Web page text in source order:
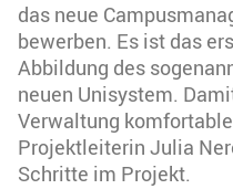
das neue
bewerben. Es ist das
Abbildung des
neuen Unisystem.
Verwaltung
Projektleiterin Julia
Schritte im Projekt.